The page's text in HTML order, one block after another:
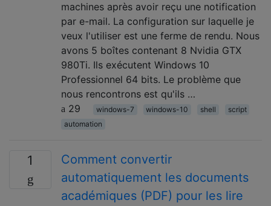
machines après avoir reçu une notification
par e-mail. La configuration sur laquelle je
veux l'utiliser est une ferme de rendu. Nous
avons 5 boîtes contenant 8 Nvidia GTX
980Ti. Ils exécutent Windows 10
Professionnel 64 bits. Le problème que
nous rencontrons est qu'ils …
29
windows-7 windows-10 shell
script
automation
1
Comment convertir
automatiquement les documents
académiques (PDF) pour les lire